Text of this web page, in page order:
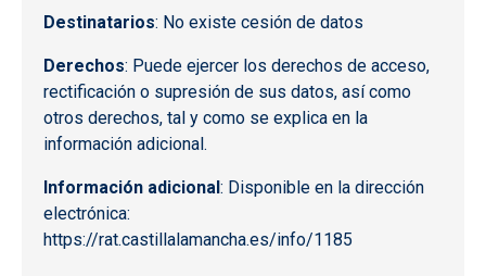
Destinatarios: No existe cesión de datos
Derechos: Puede ejercer los derechos de acceso,
rectificación o supresión de sus datos, así como
otros derechos, tal y como se explica en la
información adicional.
Información adicional: Disponible en la dirección
electrónica:
https://rat.castillalamancha.es/info/1185